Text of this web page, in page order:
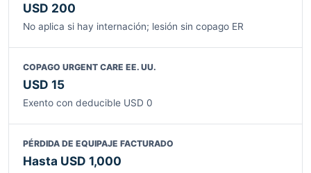
USD 200
No aplica si hay internación; lesión sin copago ER
COPAGO URGENT CARE EE. UU.
USD 15
Exento con deducible USD 0
PÉRDIDA DE EQUIPAJE FACTURADO
Hasta USD 1,000